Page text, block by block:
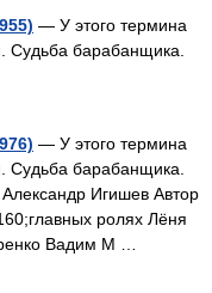
— У этого термина
Судьба барабанщика.
— У этого термина
Судьба барабанщика.
Игишев Автор
ролях Лёня
Вадим М …